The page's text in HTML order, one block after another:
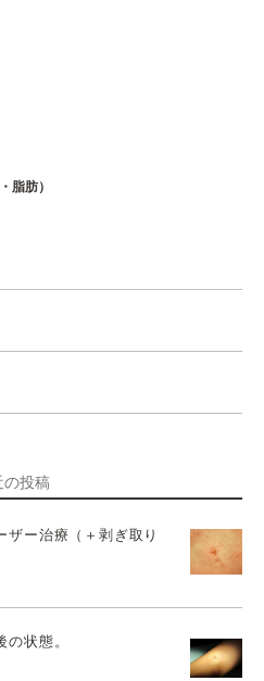
脂肪）
の投稿
ザー治療（＋剥ぎ取り
状態。